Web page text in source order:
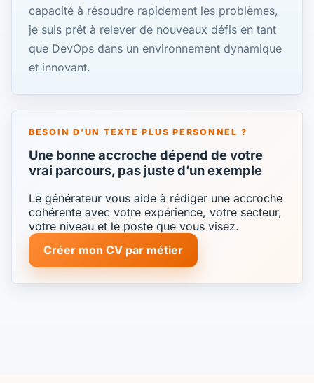
capacité à résoudre rapidement les problèmes,
je suis prêt à relever de nouveaux défis en tant
que DevOps dans un environnement dynamique
et innovant.
BESOIN D’UN TEXTE PLUS PERSONNEL ?
Une bonne accroche dépend de votre
vrai parcours, pas juste d’un exemple
Le générateur vous aide à rédiger une accroche
cohérente avec votre expérience, votre secteur,
votre niveau et le poste que vous visez.
Créer mon CV par métier